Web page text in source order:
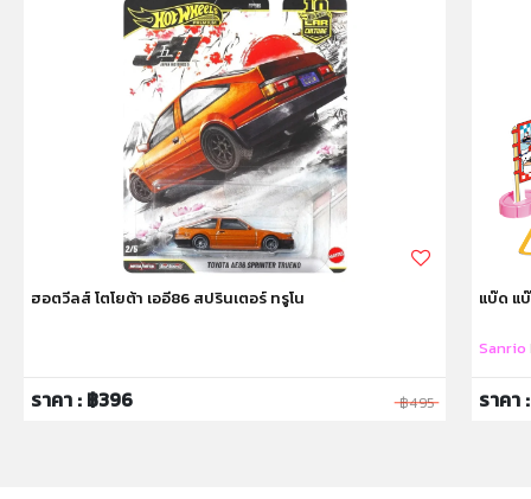
ฮอตวีลส์ โตโยต้า เออี86 สปรินเตอร์ ทรูโน
ราคา : ฿396 ฿495
แบ๊ด แ
Sanrio
ราคา